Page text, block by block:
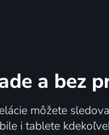
a bez
môžete
i tablete